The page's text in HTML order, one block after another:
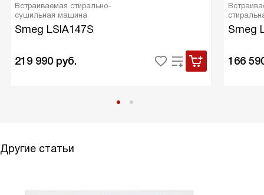
Встраиваемая стирально-
сушильная машина
Smeg LSIA147S
219 990 руб.
Smeg
166
Другие статьи